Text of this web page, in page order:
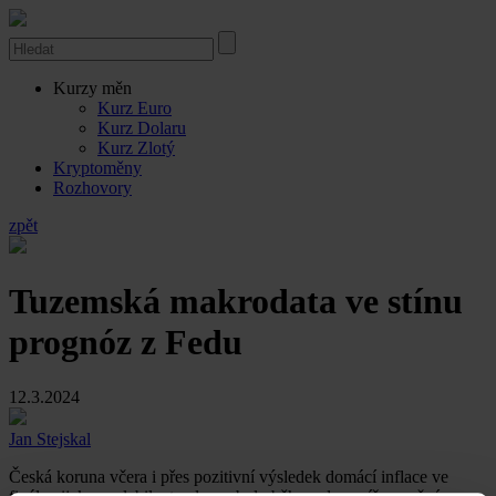
Kurzy měn
Kurz Euro
Kurz Dolaru
Kurz Zlotý
Kryptoměny
Rozhovory
zpět
Tuzemská makrodata ve stínu
prognóz z Fedu
12.3.2024
Jan Stejskal
Česká koruna včera i přes pozitivní výsledek domácí inflace ve